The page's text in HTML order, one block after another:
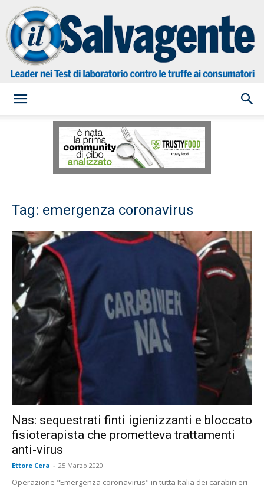
Salvagente
Tag: emergenza coronavirus
Nas: sequestrati finti igienizzanti e bloccato
fisioterapista che prometteva trattamenti
anti-virus
Ettore Cera - 25 Marzo 2020
Operazione "Emergenza coronavirus" in tutta Italia dei carabinieri